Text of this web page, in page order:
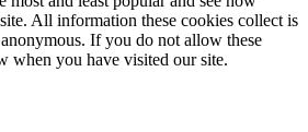
All information these cookies collect is
If you do not allow these
when you have visited our site.